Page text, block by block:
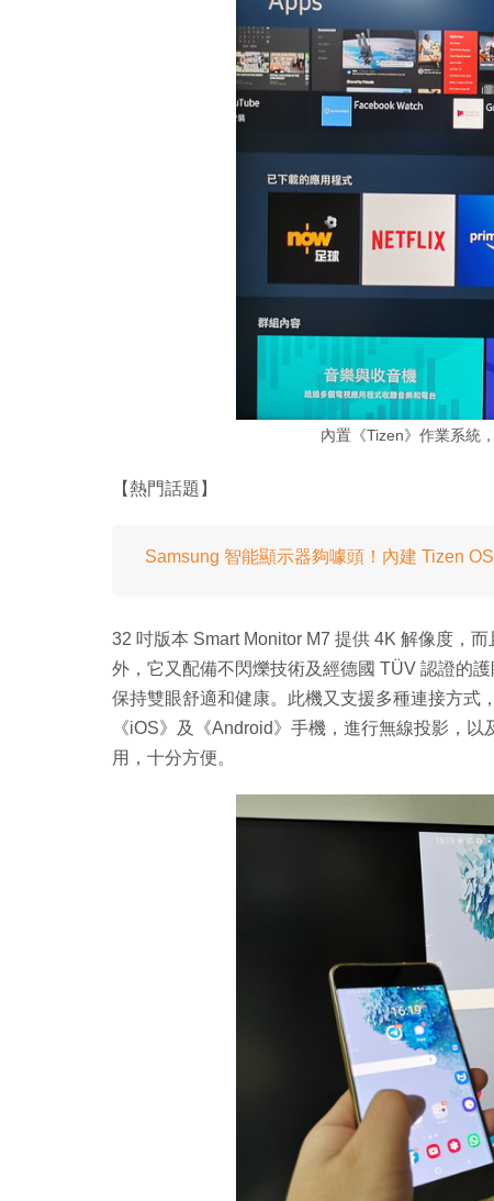
內置《Tizen》作業系統
【熱門話題】
Samsung 智能顯示器夠噱頭！內建 Tizen OS
32 吋版本 Smart Monitor M7 提供 4K 解像度，
外，它又配備不閃爍技術及經德國 TÜV 認證的
保持雙眼舒適和健康。此機又支援多種連接方式
《iOS》及《Android》手機，進行無線投影，
用，十分方便。